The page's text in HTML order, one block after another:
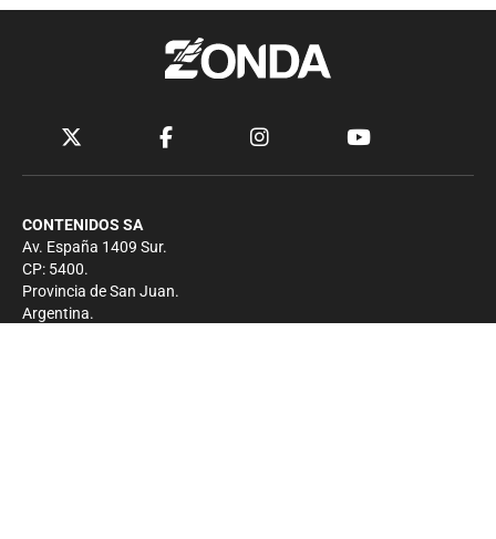
CONTENIDOS SA
Av. España 1409 Sur.
CP: 5400.
Provincia de San Juan.
Argentina.